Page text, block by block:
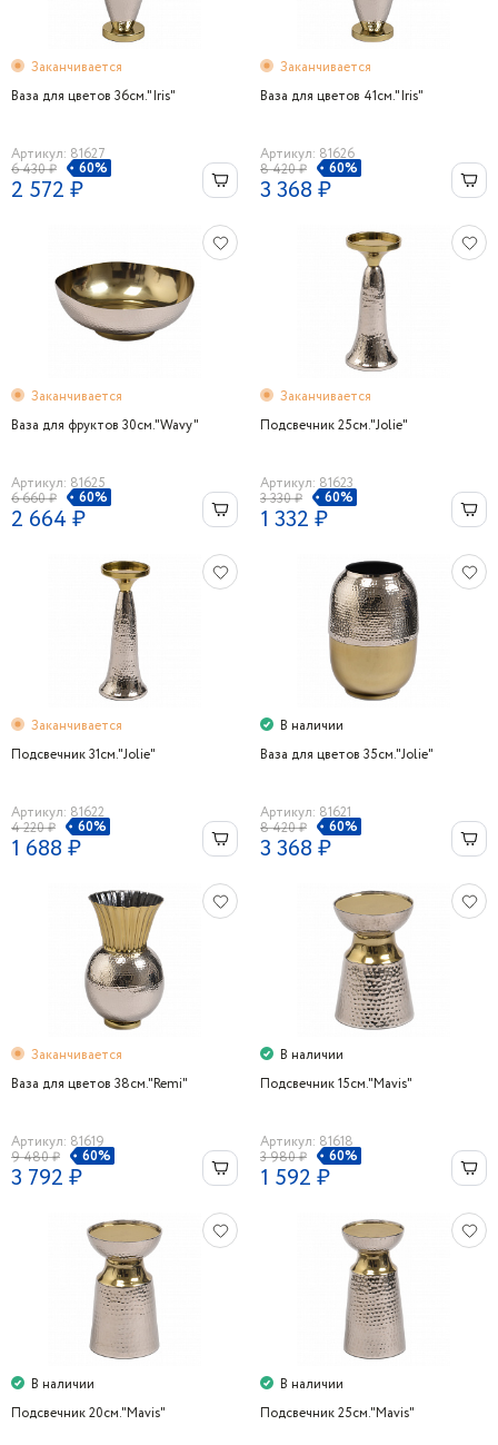
Заканчивается
Ваза для цветов 36см."Iris"
Артикул: 81627
6 430 ₽
60%
2 572 ₽
Заканчивается
Ваза для цветов 41см."Iris"
Артикул: 81626
8 420 ₽
60%
3 368 ₽
Заканчивается
Ваза для фруктов 30см."Wavy"
Артикул: 81625
6 660 ₽
60%
2 664 ₽
Заканчивается
Подсвечник 25см."Jolie"
Артикул: 81623
3 330 ₽
60%
1 332 ₽
Заканчивается
Подсвечник 31см."Jolie"
Артикул: 81622
4 220 ₽
60%
1 688 ₽
В наличии
Ваза для цветов 35см."Jolie"
Артикул: 81621
8 420 ₽
60%
3 368 ₽
Заканчивается
Ваза для цветов 38см."Remi"
Артикул: 81619
9 480 ₽
60%
3 792 ₽
В наличии
Подсвечник 15см."Mavis"
Артикул: 81618
3 980 ₽
60%
1 592 ₽
В наличии
Подсвечник 20см."Mavis"
В наличии
Подсвечник 25см."Mavis"